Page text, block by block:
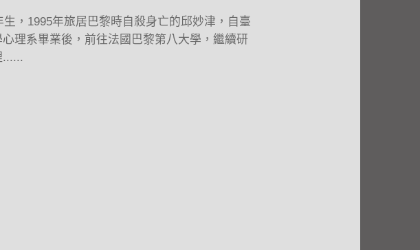
生，1995年旅居巴黎時自殺身亡的邱妙津，自臺
心理系畢業後，前往法國巴黎第八大學，繼續研
......